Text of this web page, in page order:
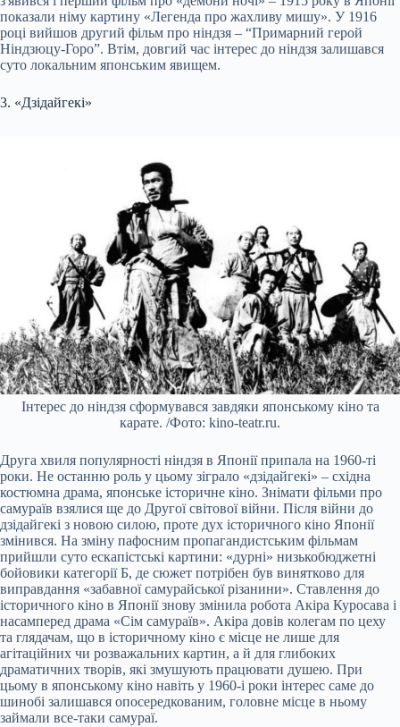
показали німу картину «Легенда про жахливу мишу». У 1916
році вийшов другий фільм про ніндзя – “Примарний герой
Ніндзюцу-Горо”. Втім, довгий час інтерес до ніндзя залишався
суто локальним японським явищем.
3. «Дзідайгекі»
Інтерес до ніндзя сформувався завдяки японському кіно та
карате. /Фото: kino-teatr.ru.
Друга хвиля популярності ніндзя в Японії припала на 1960-ті
роки. Не останню роль у цьому зіграло «дзідайгекі» – східна
костюмна драма, японське історичне кіно. Знімати фільми про
самураїв взялися ще до Другої світової війни. Після війни до
дзідайгекі з новою силою, проте дух історичного кіно Японії
змінився. На зміну пафосним пропагандистським фільмам
прийшли суто ескапістські картини: «дурні» низькобюджетні
бойовики категорії Б, де сюжет потрібен був винятково для
виправдання «забавної самурайської різанини». Ставлення до
історичного кіно в Японії знову змінила робота Акіра Куросава і
насамперед драма «Сім самураїв». Акіра довів колегам по цеху
та глядачам, що в історичному кіно є місце не лише для
агітаційних чи розважальних картин, а й для глибоких
драматичних творів, які змушують працювати душею. При
цьому в японському кіно навіть у 1960-і роки інтерес саме до
шинобі залишався опосередкованим, головне місце в ньому
займали все-таки самураї.